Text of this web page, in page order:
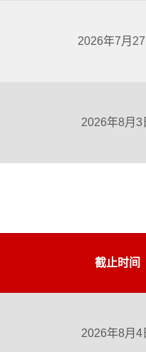
2026年7月27
2026年8月3
截止时间
2026年8月4